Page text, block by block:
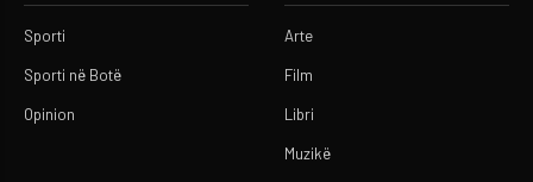
Sporti
Sporti në Botë
Opinion
Arte
Film
Libri
Muzikë